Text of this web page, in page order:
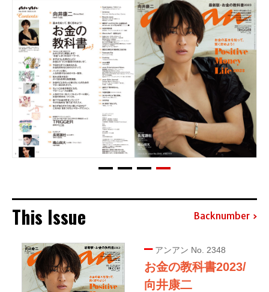
This Issue Backnumber
アンアン No. 2348
お金の教科書2023/
向井康二